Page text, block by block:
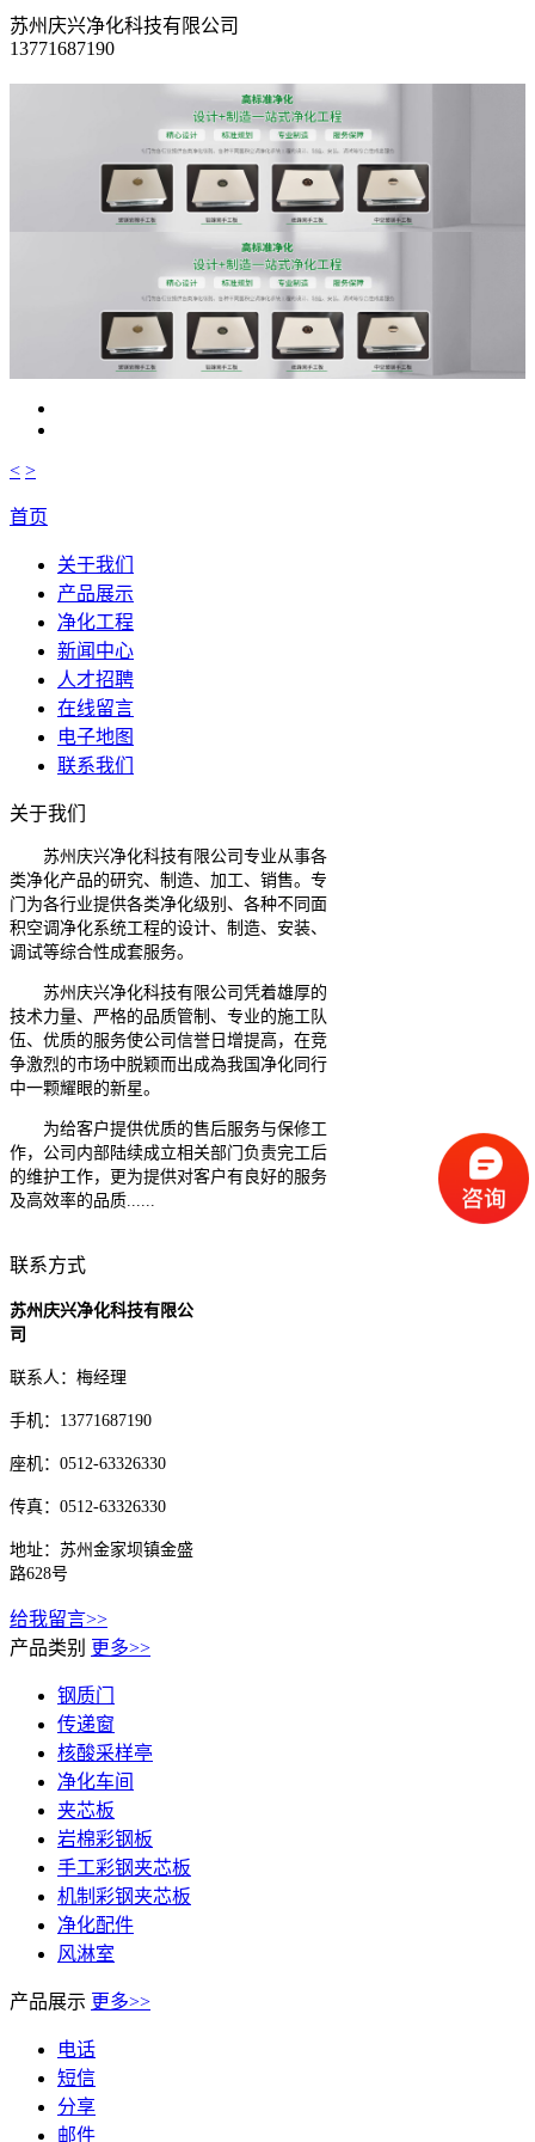
苏州庆兴净化科技有限公司
13771687190
< >
首页
关于我们
产品展示
净化工程
新闻中心
人才招聘
在线留言
电子地图
联系我们
关于我们
苏州庆兴净化科技有限公司专业从事各
类净化产品的研究、制造、加工、销售。专
门为各行业提供各类净化级别、各种不同面
积空调净化系统工程的设计、制造、安装、
调试等综合性成套服务。
苏州庆兴净化科技有限公司凭着雄厚的
技术力量、严格的品质管制、专业的施工队
伍、优质的服务使公司信誉日增提高，在竞
争激烈的市场中脱颖而出成為我国净化同行
中一颗耀眼的新星。
为给客户提供优质的售后服务与保修工
作，公司内部陆续成立相关部门负责完工后
的维护工作，更为提供对客户有良好的服务
及高效率的品质......
联系方式
苏州庆兴净化科技有限公
司
联系人：梅经理
手机：13771687190
座机：0512-63326330
传真：0512-63326330
地址：苏州金家坝镇金盛
路628号
给我留言>>
产品类别 更多>>
钢质门
传递窗
核酸采样亭
净化车间
夹芯板
岩棉彩钢板
手工彩钢夹芯板
机制彩钢夹芯板
净化配件
风淋室
产品展示 更多>>
电话
短信
分享
邮件